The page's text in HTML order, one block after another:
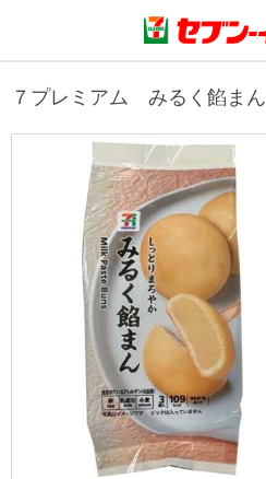
商品のご案内
商品のご案内トップ
今週の新商品
来週の新商品
商品カテゴリ一覧
セブンプレミアム
食の安全・安心への取組み
セール・キャンペーン
サービス
サービストップ
マルチコピー機でできること
マルチコピー機でできることトップ
便利なサービス
企業情報
企業情報トップ
ニュースリリース
ごあいさつ
私たちの取組み
サステナビリティ
サステナビリティトップ
７プレミアム みるく餡まん